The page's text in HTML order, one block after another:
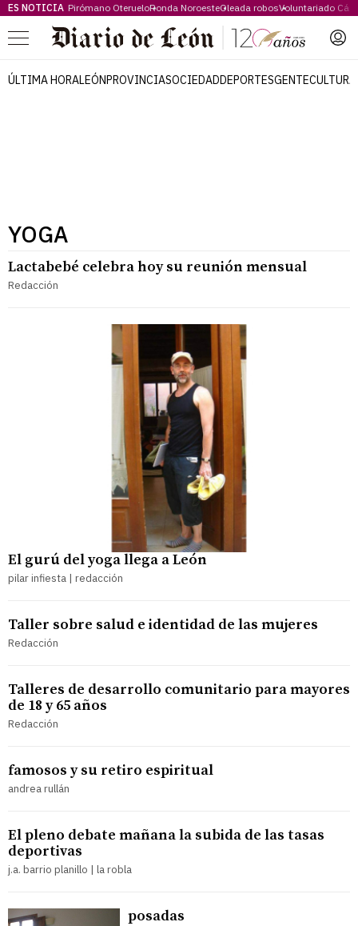
ES NOTICIA Pirómano OterueloRonda NoroesteOleada robosVoluntariado
Menú
ÚLTIMA HORALEÓNPROVINCIASOCIEDADDEPORTESGENTECULTURA
YOGA
Lactabebé celebra hoy su reunión mensual
Redacción
El gurú del yoga llega a León
pilar infiesta | redacción
Taller sobre salud e identidad de las mujeres
Redacción
Talleres de desarrollo comunitario para mayores
de 18 y 65 años
Redacción
famosos y su retiro espiritual
andrea rullán
El pleno debate mañana la subida de las tasas
deportivas
j.a. barrio planillo | la robla
posadas